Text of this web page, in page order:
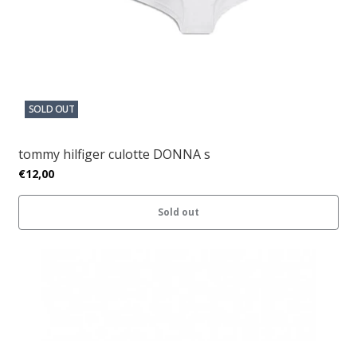
SOLD OUT
tommy hilfiger culotte DONNA s
€12,00
Sold out